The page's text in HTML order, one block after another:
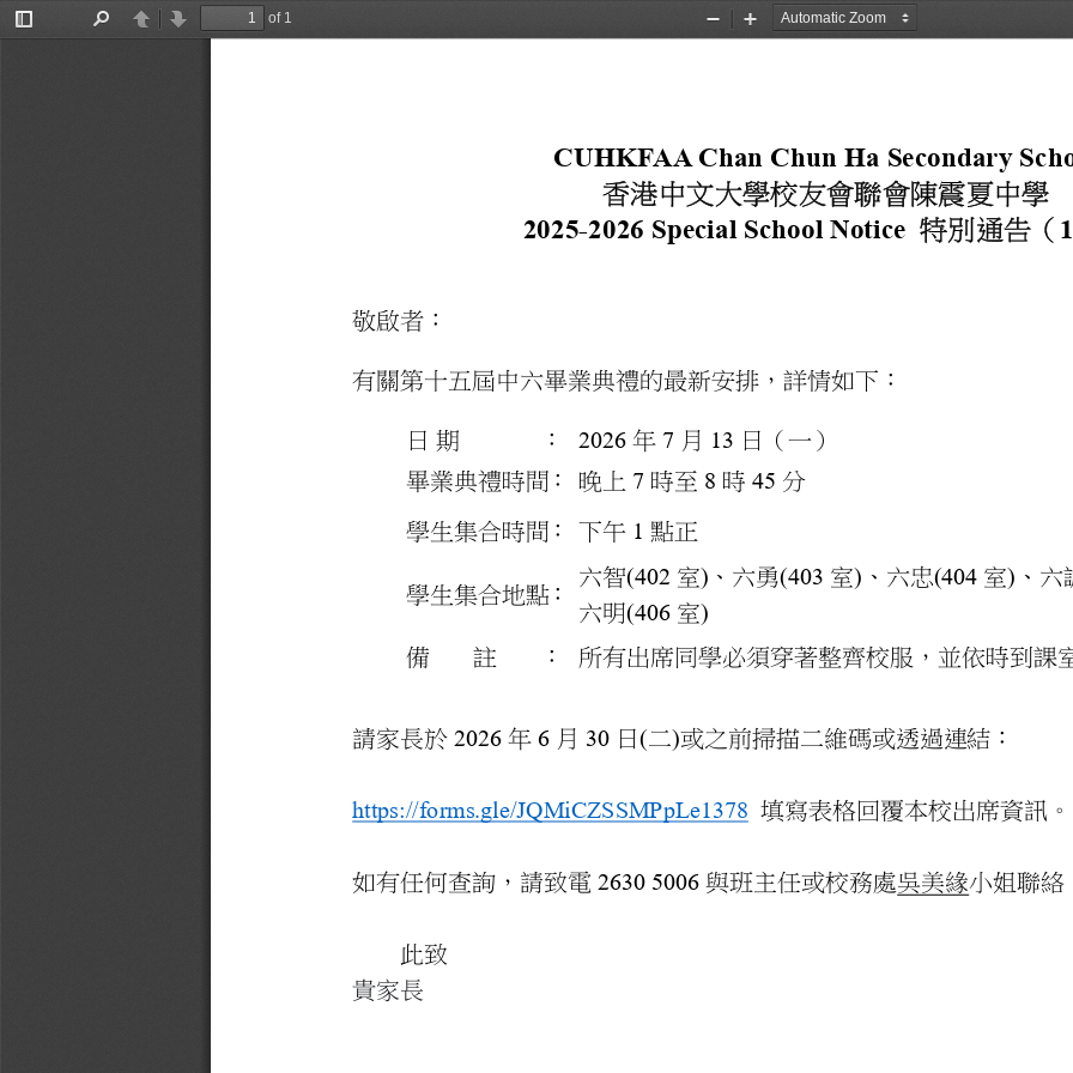
Toggle
PreviousNext
of 1
Zoom
Zoom
CUHKFAA Chan Chun Ha Secondary
香港中文大學校友會聯會陳震夏中學
2025-2026 Special School Notice 特別通告（
敬啟者：
有關第十五屆中六畢業典禮的最新安排，詳情如下：
日期 ： 2026 年 7 月 13 日（一）
畢業典禮時間：
晚上 7 時至 8 時 45 分
學生集合時間：
下午 1 點正
學生集合地點：
六智(402 室) 、六勇(403 室) 、六忠(404 室) 、六
六明(406 室)
備註：所有出席同學必須穿著整齊校服，並依時到課
請家長於 2026 年 6 月 30 日(二)或之前掃描二維碼或透過連結：
https://forms.gle/JQMiCZSSMPpLe1378 填寫表格回覆本校出席資訊。
如有任何查詢，請致電 2630 5006 與班主任或校務處吳美緣小姐聯絡
此致
貴家長